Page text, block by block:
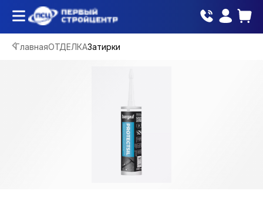
ГлавнаяОТДЕЛКАЗатирки